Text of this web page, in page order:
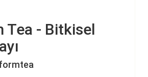
Tea - Bitkisel